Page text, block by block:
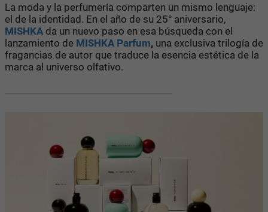
La moda y la perfumería comparten un mismo lenguaje:
el de la identidad. En el año de su 25° aniversario,
MISHKA da un nuevo paso en esa búsqueda con el
lanzamiento de MISHKA Parfum, una exclusiva trilogía de
fragancias de autor que traduce la esencia estética de la
marca al universo olfativo.